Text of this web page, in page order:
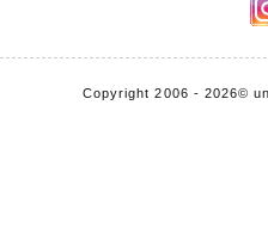
Copyright 2006 - 2026©